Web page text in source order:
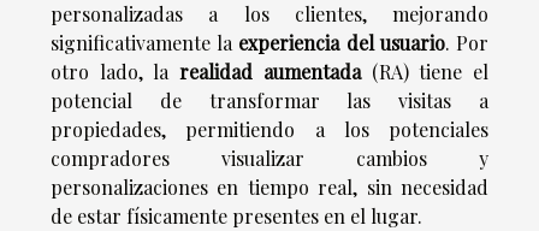
personalizadas a los clientes, mejorando
significativamente la experiencia del usuario. Por
otro lado, larealidad aumentada(RA) tiene el
potencial de transformar las visitas a
propiedades, permitiendo a los potenciales
compradores visualizar cambios y
personalizaciones en tiempo real, sin necesidad
de estar físicamente presentes en el lugar.